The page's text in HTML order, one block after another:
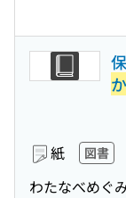
紙 図書
わたなべめぐ